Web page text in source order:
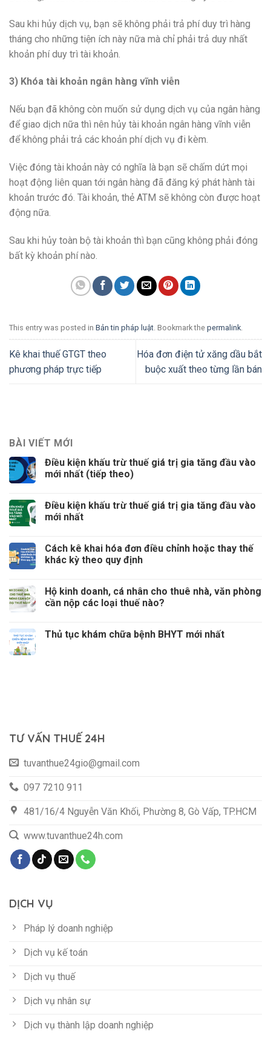
Sau khi hủy dịch vụ, bạn sẽ không phải trả phí duy trì hàng
tháng cho những tiện ích này nữa mà chỉ phải trả duy nhất
khoản phí duy trì tài khoản.
3) Khóa tài khoản ngân hàng vĩnh viễn
Nếu bạn đã không còn muốn sử dụng dịch vụ của ngân hàng
để giao dịch nữa thì nên hủy tài khoản ngân hàng vĩnh viễn
để không phải trả các khoản phí dịch vụ đi kèm.
Việc đóng tài khoản này có nghĩa là bạn sẽ chấm dứt mọi
hoạt động liên quan tới ngân hàng đã đăng ký phát hành tài
khoản trước đó. Tài khoản, thẻ ATM sẽ không còn được hoạt
động nữa.
Sau khi hủy toàn bộ tài khoản thì bạn cũng không phải đóng
bất kỳ khoản phí nào.
This entry was posted in Bản tin pháp luật. Bookmark the permalink.
Kê khai thuế GTGT theo
phương pháp trực tiếp
Hóa đơn điện tử xăng dầu bắt
buộc xuất theo từng lần bán
BÀI VIẾT MỚI
Điều kiện khấu trừ thuế giá trị gia tăng đầu vào
mới nhất (tiếp theo)
Điều kiện khấu trừ thuế giá trị gia tăng đầu vào
mới nhất
Cách kê khai hóa đơn điều chỉnh hoặc thay thế
khác kỳ theo quy định
Hộ kinh doanh, cá nhân cho thuê nhà, văn phòng
cần nộp các loại thuế nào?
Thủ tục khám chữa bệnh BHYT mới nhất
TƯ VẤN THUẾ 24H
tuvanthue24gio@gmail.com
097 7210 911
481/16/4 Nguyễn Văn Khối, Phường 8, Gò Vấp, TP.HCM
www.tuvanthue24h.com
DỊCH VỤ
Pháp lý doanh nghiệp
Dịch vụ kế toán
Dịch vụ thuế
Dịch vụ nhân sự
Dịch vụ thành lập doanh nghiệp